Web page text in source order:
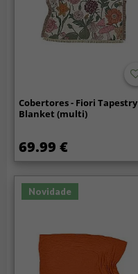
Cobertores - Fiori Tapestry
Blanket (multi)
69.99 €
Novidade